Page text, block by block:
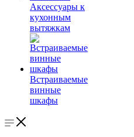
Аксессуары к
кухонным
вытяжкам
Встраиваемые
винные
шкафы